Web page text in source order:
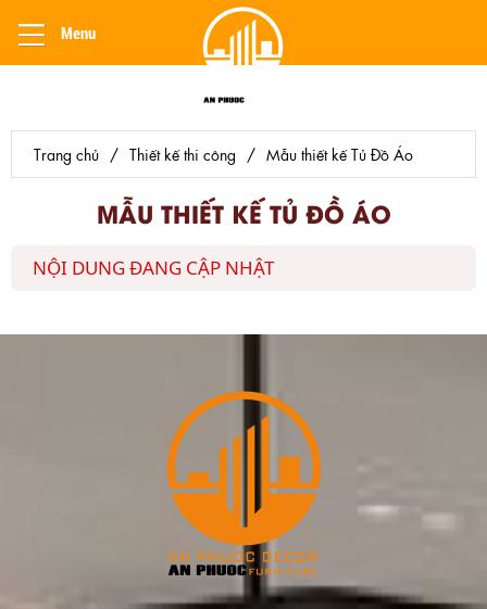
Menu
Trang chủ / Thiết kế thi công / Mẫu thiết kế Tủ Đồ Áo
MẪU THIẾT KẾ TỦ ĐỒ ÁO
NỘI DUNG ĐANG CẬP NHẬT